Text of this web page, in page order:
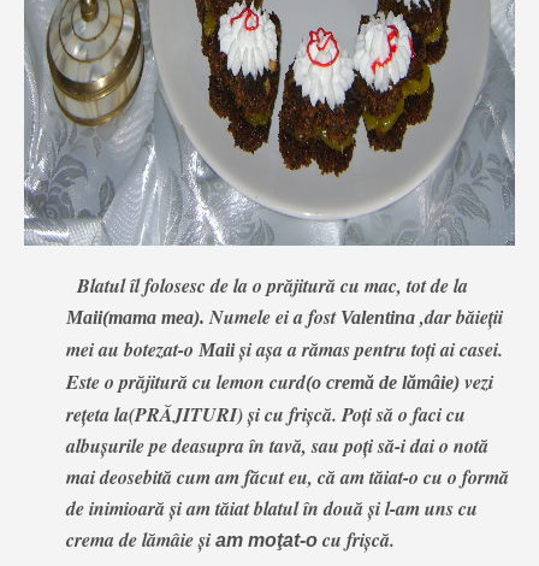
Blatul îl folosesc de la o prăjitură cu mac, tot de la
Maii(mama mea).Numele ei a fostValentina,dar băieţii
mei au botezat-o Maiişi aşa a rămas pentru toţi ai casei.
Este o prăjitură cu lemon curd(o cremă de lămâie) vezi
reţeta la(PRĂJITURI)şi cu frişcă. Poţi să o faci cu
albuşurile pe deasupra în tavă, sau poţi să-i dai o notă
mai deosebită cum am făcut eu, că am tăiat-o cu o formă
de inimioară şi am tăiat blatul în două şi l-am uns cu
crema de lămâie şiam moţat-ocu frişcă.